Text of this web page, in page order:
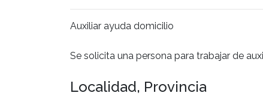
Auxiliar ayuda domicilio
Se solicita una persona para trabajar de
Localidad, Provincia